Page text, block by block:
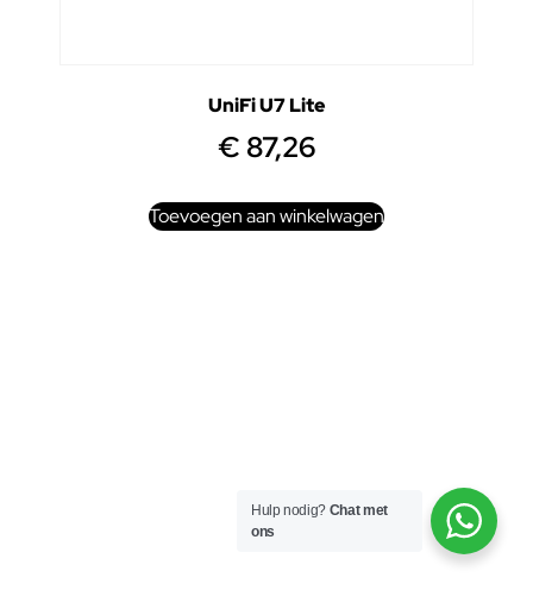
UniFi U7 Lite
€ 87,26
Toevoegen aan winkelwagen
Hulp nodig? Chat met
ons